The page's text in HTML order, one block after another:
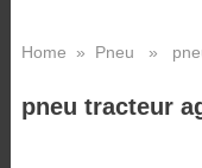
Home » Pneu »
pneu tracteur